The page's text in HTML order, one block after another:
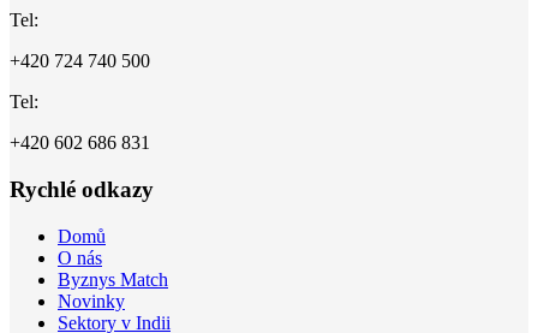
Tel:
+420 724 740 500
Tel:
+420 602 686 831
Rychlé odkazy
Domů
O nás
Byznys Match
Novinky
Sektory v Indii